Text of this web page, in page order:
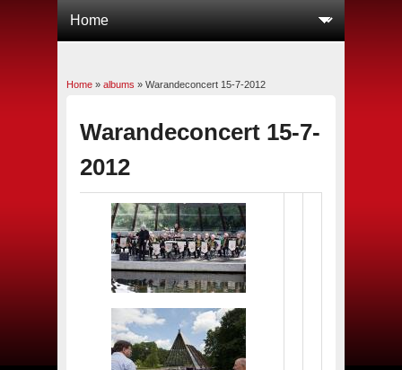
U bent hier
Home » albums » Warandeconcert 15-7-2012
Warandeconcert 15-7-
2012